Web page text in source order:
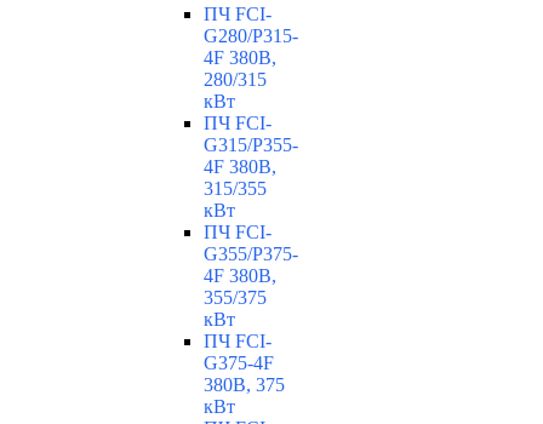
ПЧ FCI-
G280/P315-
4F 380В,
280/315
кВт
ПЧ FCI-
G315/P355-
4F 380В,
315/355
кВт
ПЧ FCI-
G355/P375-
4F 380В,
355/375
кВт
ПЧ FCI-
G375-4F
380В, 375
кВт